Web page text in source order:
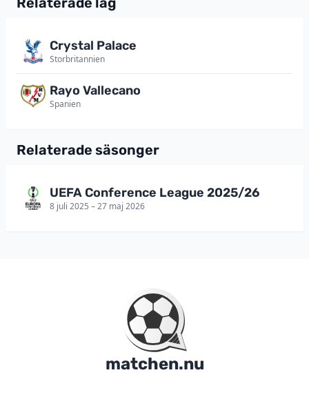
Crystal Palace
Storbritannien
Rayo Vallecano
Spanien
Relaterade säsonger
UEFA Conference League 2025/26
8 juli 2025 – 27 maj 2026
matchen.nu